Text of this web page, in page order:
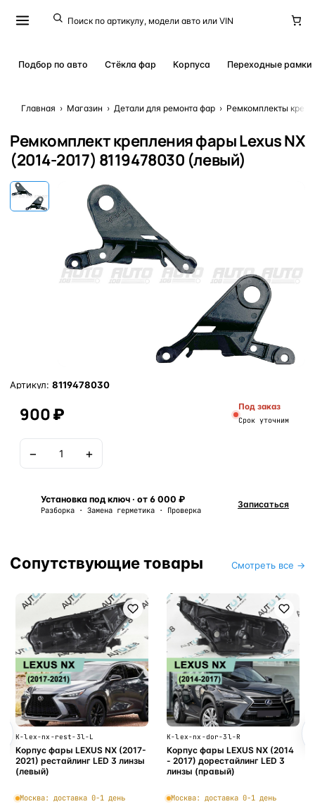
Подбор по авто Стёкла фар Корпуса Переходные рамки
Главная › Магазин › Детали для ремонта фар › Ремкомплекты
Ремкомплект крепления фары Lexus NX
(2014-2017) 8119478030 (левый)
Артикул: 8119478030
900 ₽ Под заказ
Срок уточним
− +
Установка под ключ · от 6 000 ₽
Разборка · Замена герметика · Проверка
Записаться
Сопутствующие товары Смотреть все →
K-lex-nx-rest-3l-L
Корпус фары LEXUS NX (2017-
2021) рестайлинг LED 3 линзы
(левый)
Москва: доставка 0-1 день
K-lex-nx-dor-3l-R
Корпус фары LEXUS NX (2014
- 2017) дорестайлинг LED 3
линзы (правый)
Москва: доставка 0-1 день